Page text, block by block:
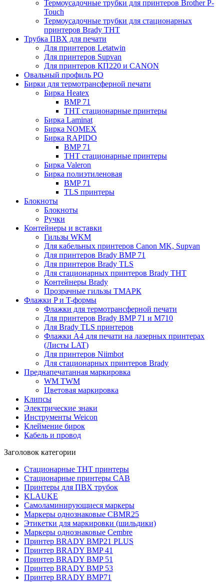
Термоусадочные трубки для принтеров Brother P-
Touch
Термоусадочные трубки для стационарных
принтеров Brady THT
Трубка ПВХ для печати
Для принтеров Letatwin
Для принтеров Supvan
Для принтеров КП220 и CANON
Овальный профиль PO
Бирки для термотрансферной печати
Бирка Heatex
BMP 71
THT стационарные принтеры
Бирка Laminat
Бирка NOMEX
Бирка RAPIDO
BMP 71
THT стационарные принтеры
Бирка Valeron
Бирка полиэтиленовая
BMP 71
TLS принтеры
Блокноты
Блокноты
Ручки
Контейнеры и вставки
Гильзы WKM
Для кабельных принтеров Canon MK, Supvan
Для принтеров Brady BMP 71
Для принтеров Brady TLS
Для стационарных принтеров Brady THT
Контейнеры Brady
Прозрачные гильзы ТМАРК
Флажки P и T-формы
Флажки для термотрансферной печати
Для принтеров Brady BMP 71 и M710
Для Brady TLS принтеров
Флажки A4 для печати на лазерных принтерах
(Листы LAT)
Для принтеров Niimbot
Для стационарных принтеров Brady
Преднапечатанная маркировка
WM TWM
Цветовая маркировка
Клипсы
Электрические знаки
Инструменты Weicon
Клеймение бирок
Кабель и провод
Заголовок категории
Стационарные THT принтеры
Стационарные принтеры CAB
Принтеры для ПВХ трубок
KLAUKE
Самоламинирующиеся маркеры
Маркеры однознаковые CBMR25
Этикетки для маркировки (шильдики)
Маркеры однознаковые Cembre
Принтер BRADY BMP21 PLUS
Принтер BRADY BMP 41
Принтер BRADY BMP 51
Принтер BRADY BMP 53
Принтер BRADY BMP71